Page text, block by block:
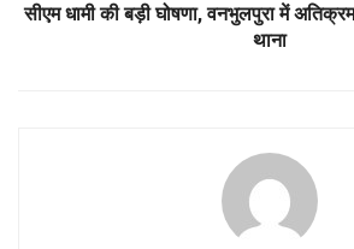
सीएम धामी की बड़ी घोषणा, वनभुलपुरा में
थाना